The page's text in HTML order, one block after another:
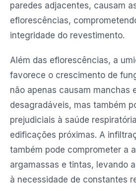
paredes adjacentes, causam
eflorescências,
integridade do revestimento.
Além das eflorescências, a
favorece o crescimento de
não apenas causam manchas
desagradáveis, mas também
prejudiciais à saúde
edificações próximas. A
também pode comprometer a
argamassas e tintas, levando
à necessidade de constantes